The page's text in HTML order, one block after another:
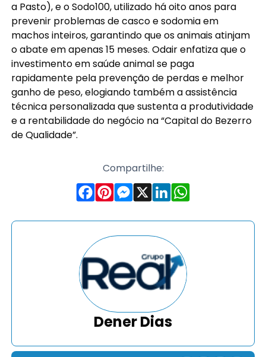
a Pasto), e o Sodo100, utilizado há oito anos para
prevenir problemas de casco e sodomia em
machos inteiros, garantindo que os animais atinjam
o abate em apenas 15 meses. Odair enfatiza que o
investimento em saúde animal se paga
rapidamente pela prevenção de perdas e melhor
ganho de peso, elogiando também a assistência
técnica personalizada que sustenta a produtividade
e a rentabilidade do negócio na “Capital do Bezerro
de Qualidade”.
Compartilhe:
Dener Dias